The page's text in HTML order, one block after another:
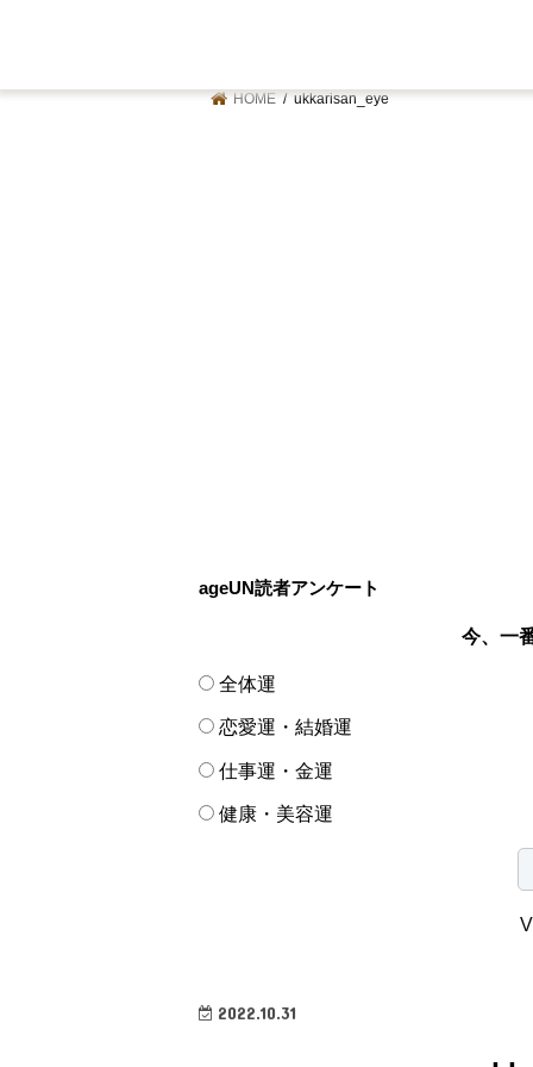
HOME ukkarisan_eye
ageUN読者アンケート
今、一
全体運
恋愛運・結婚運
仕事運・金運
健康・美容運
2022.10.31